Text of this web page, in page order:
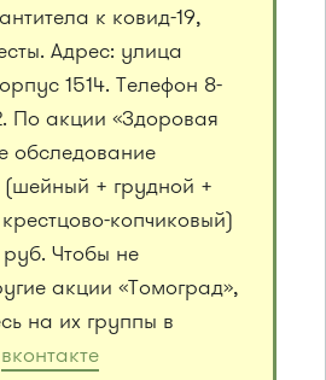
к ковид-19,
Адрес: улица
1514. Телефон 8-
По акции «Здоровая
обследование
(шейный + грудной +
копчиковый)
руб. Чтобы не
акции «Томоград»,
на их группы в
вконтакте